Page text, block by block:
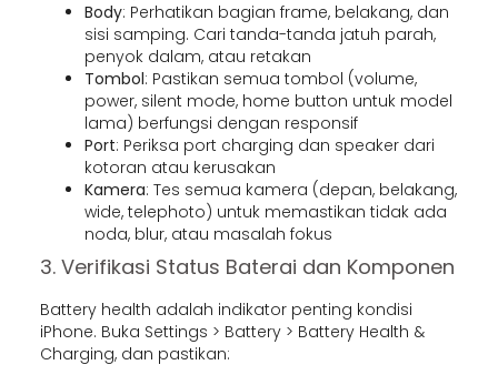
Body: Perhatikan bagian frame, belakang, dan
sisi samping. Cari tanda-tanda jatuh parah,
penyok dalam, atau retakan
Tombol: Pastikan semua tombol (volume,
power, silent mode, home button untuk model
lama) berfungsi dengan responsif
Port: Periksa port charging dan speaker dari
kotoran atau kerusakan
Kamera: Tes semua kamera (depan, belakang,
wide, telephoto) untuk memastikan tidak ada
noda, blur, atau masalah fokus
3. Verifikasi Status Baterai dan Komponen
Battery health adalah indikator penting kondisi
iPhone. Buka Settings > Battery > Battery Health &
Charging, dan pastikan: